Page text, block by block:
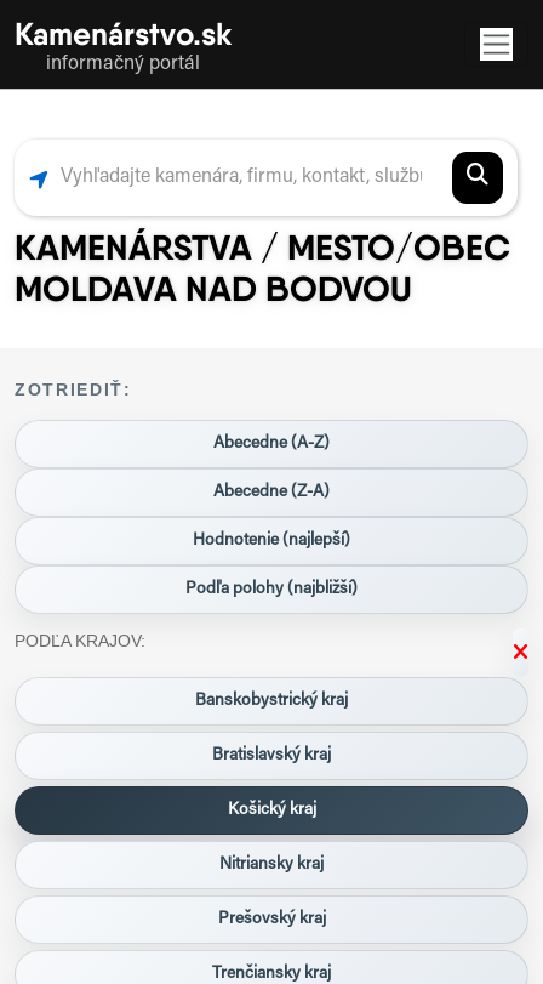
Kamenárstvo.sk
informačný portál
KAMENÁRSTVA / MESTO/OBEC
MOLDAVA NAD BODVOU
ZOTRIEDIŤ:
Abecedne (A-Z)
Abecedne (Z-A)
Hodnotenie (najlepší)
Podľa polohy (najbližší)
PODĽA KRAJOV:
Banskobystrický kraj
Bratislavský kraj
Košický kraj
Nitriansky kraj
Prešovský kraj
Trenčiansky kraj